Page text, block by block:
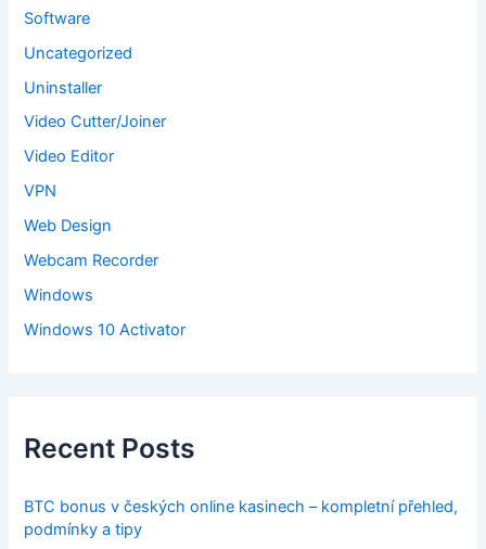
Software
Uncategorized
Uninstaller
Video Cutter/Joiner
Video Editor
VPN
Web Design
Webcam Recorder
Windows
Windows 10 Activator
Recent Posts
BTC bonus v českých online kasinech – kompletní přehled,
podmínky a tipy